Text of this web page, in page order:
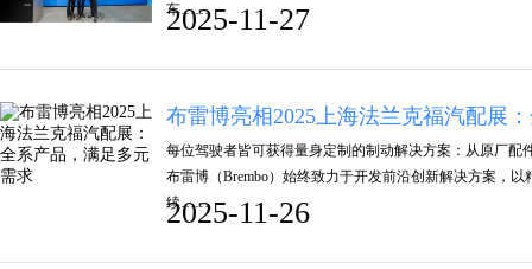
车……
2025-11-27
布雷博亮相2025上海法兰克福汽配展
每位驾驶者皆可获得量身定制的制动解决方案：从原厂
布雷博（Brembo）始终致力于开发前沿创新解决方案，
续……
2025-11-26